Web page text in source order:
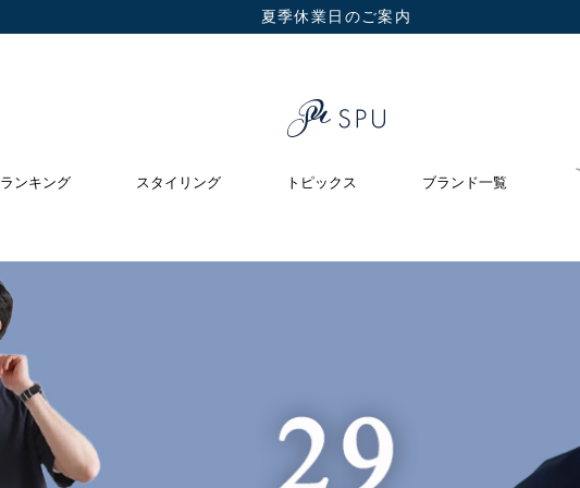
夏季休業日のご案内
ランキング スタイリング トピックス ブランド一覧